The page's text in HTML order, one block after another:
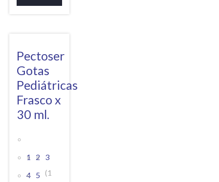
Pectoser
Gotas
Pediátricas
Frasco x
30 ml.
1 2
3
4 5 (1